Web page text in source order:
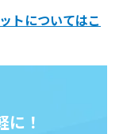
トについてはこ
！